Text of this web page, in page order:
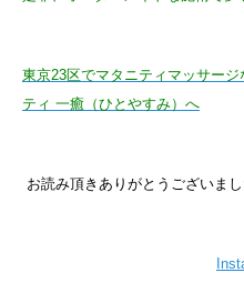
東京23区でマタニティマッサー
ティ 一癒（ひとやすみ）へ
お読み頂きありがとうございまし